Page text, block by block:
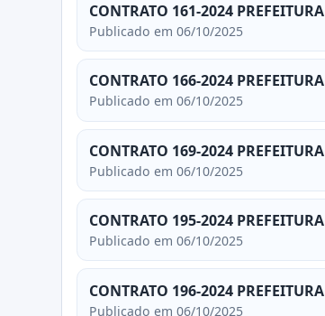
CONTRATO 161-2024 PREFEITURA
Publicado em 06/10/2025
CONTRATO 166-2024 PREFEITURA
Publicado em 06/10/2025
CONTRATO 169-2024 PREFEITURA
Publicado em 06/10/2025
CONTRATO 195-2024 PREFEITURA
Publicado em 06/10/2025
CONTRATO 196-2024 PREFEITURA
Publicado em 06/10/2025